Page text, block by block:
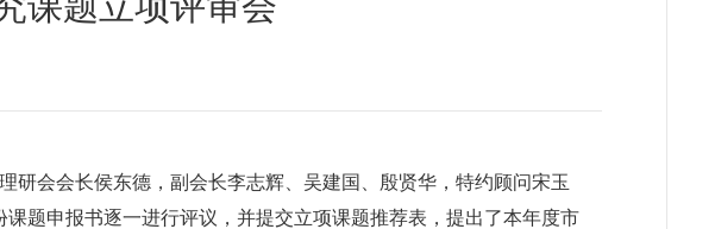
研会会长侯东德，副会长李志辉、吴建国、殷贤华，特约顾问宋玉
题申报书逐一进行评议，并提交立项课题推荐表，提出了本年度市